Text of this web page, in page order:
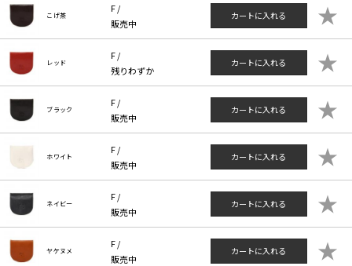
こげ茶
F /
販売中
カートに入れる ★
レッド
F /
残りわずか
カートに入れる ★
ブラック
F /
販売中
カートに入れる ★
ホワイト
F /
販売中
カートに入れる ★
ネイビー
F /
販売中
カートに入れる ★
ヤケヌメ
F /
販売中
カートに入れる ★